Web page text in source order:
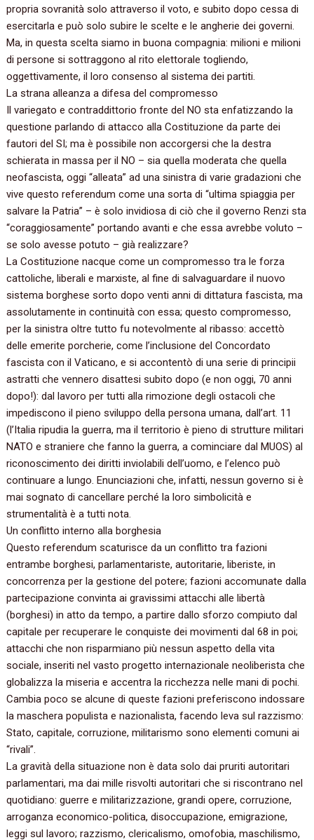
propria sovranità solo attraverso il voto, e subito dopo cessa di
esercitarla e può solo subire le scelte e le angherie dei governi.
Ma, in questa scelta siamo in buona compagnia: milioni e milioni
di persone si sottraggono al rito elettorale togliendo,
oggettivamente, il loro consenso al sistema dei partiti.
La strana alleanza a difesa del compromesso
Il variegato e contraddittorio fronte del NO sta enfatizzando la
questione parlando di attacco alla Costituzione da parte dei
fautori del SI; ma è possibile non accorgersi che la destra
schierata in massa per il NO – sia quella moderata che quella
neofascista, oggi “alleata” ad una sinistra di varie gradazioni che
vive questo referendum come una sorta di “ultima spiaggia per
salvare la Patria” – è solo invidiosa di ciò che il governo Renzi sta
“coraggiosamente” portando avanti e che essa avrebbe voluto –
se solo avesse potuto – già realizzare?
La Costituzione nacque come un compromesso tra le forza
cattoliche, liberali e marxiste, al fine di salvaguardare il nuovo
sistema borghese sorto dopo venti anni di dittatura fascista, ma
assolutamente in continuità con essa; questo compromesso,
per la sinistra oltre tutto fu notevolmente al ribasso: accettò
delle emerite porcherie, come l’inclusione del Concordato
fascista con il Vaticano, e si accontentò di una serie di principii
astratti che vennero disattesi subito dopo (e non oggi, 70 anni
dopo!): dal lavoro per tutti alla rimozione degli ostacoli che
impediscono il pieno sviluppo della persona umana, dall’art. 11
(l’Italia ripudia la guerra, ma il territorio è pieno di strutture militari
NATO e straniere che fanno la guerra, a cominciare dal MUOS) al
riconoscimento dei diritti inviolabili dell’uomo, e l’elenco può
continuare a lungo. Enunciazioni che, infatti, nessun governo si è
mai sognato di cancellare perché la loro simbolicità e
strumentalità è a tutti nota.
Un conflitto interno alla borghesia
Questo referendum scaturisce da un conflitto tra fazioni
entrambe borghesi, parlamentariste, autoritarie, liberiste, in
concorrenza per la gestione del potere; fazioni accomunate dalla
partecipazione convinta ai gravissimi attacchi alle libertà
(borghesi) in atto da tempo, a partire dallo sforzo compiuto dal
capitale per recuperare le conquiste dei movimenti dal 68 in poi;
attacchi che non risparmiano più nessun aspetto della vita
sociale, inseriti nel vasto progetto internazionale neoliberista che
globalizza la miseria e accentra la ricchezza nelle mani di pochi.
Cambia poco se alcune di queste fazioni preferiscono indossare
la maschera populista e nazionalista, facendo leva sul razzismo:
Stato, capitale, corruzione, militarismo sono elementi comuni ai
“rivali”.
La gravità della situazione non è data solo dai pruriti autoritari
parlamentari, ma dai mille risvolti autoritari che si riscontrano nel
quotidiano: guerre e militarizzazione, grandi opere, corruzione,
arroganza economico-politica, disoccupazione, emigrazione,
leggi sul lavoro; razzismo, clericalismo, omofobia, maschilismo,